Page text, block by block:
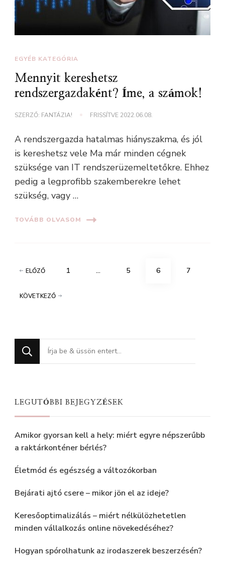
EGYÉB KATEGÓRIA
Mennyit kereshetsz
rendszergazdaként? Íme, a számok!
SZERZŐ: FANTÁZIA! FRISSÍTVE 2022.06.08.
A rendszergazda hatalmas hiányszakma, és jól
is kereshetsz vele Ma már minden cégnek
szüksége van IT rendszerüzemeltetőkre. Ehhez
pedig a legprofibb szakemberekre lehet
szükség, vagy …
TOVÁBB OLVASOM
Bejegyzés
ELŐZŐ OLDAL
1 … OLDAL
5 OLDAL
6 OLDAL
7
KÖVETKEZŐ
Keres
valamit?
LEGUTÓBBI BEJEGYZÉSEK
Amikor gyorsan kell a hely: miért egyre népszerűbb
a raktárkonténer bérlés?
Életmód és egészség a változókorban
Bejárati ajtó csere – mikor jön el az ideje?
Keresőoptimalizálás – miért nélkülözhetetlen
minden vállalkozás online növekedéséhez?
Hogyan spórolhatunk az irodaszerek beszerzésén?